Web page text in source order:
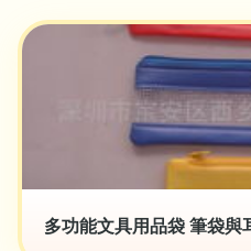
多功能文具用品袋 筆袋與